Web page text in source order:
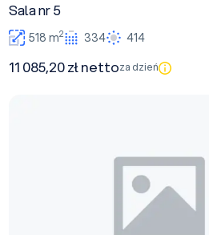
Sala nr 5
518 m2 334 414
11 085,20 zł nettoza dzień